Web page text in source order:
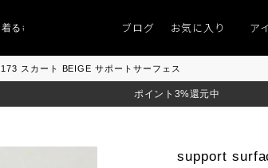
のがない」 「キレイなニット」 ポイント9％「マンス
ブログ お気に入り ア
スカート BEIGE サポートサーフェス
ポイント3%還元中
support